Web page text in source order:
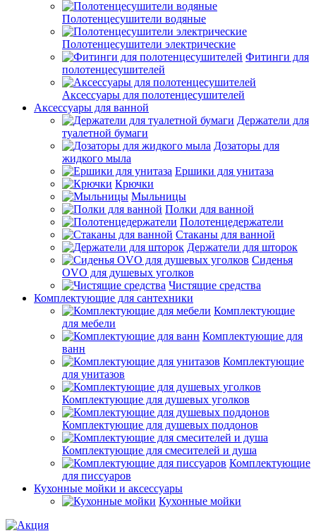
Полотенцесушители водяные
Полотенцесушители электрические
Фитинги для
полотенцесушителей
Аксессуары для полотенцесушителей
Аксессуары для ванной
Держатели для
туалетной бумаги
Дозаторы для
жидкого мыла
Ершики для унитаза
Крючки
Мыльницы
Полки для ванной
Полотенцедержатели
Стаканы для ванной
Держатели для шторок
Сиденья
OVO для душевых уголков
Чистящие средства
Комплектующие для сантехники
Комплектующие
для мебели
Комплектующие для
ванн
Комплектующие
для унитазов
Комплектующие для душевых уголков
Комплектующие для душевых поддонов
Комплектующие для смесителей и душа
Комплектующие
для писсуаров
Кухонные мойки и аксессуары
Кухонные мойки